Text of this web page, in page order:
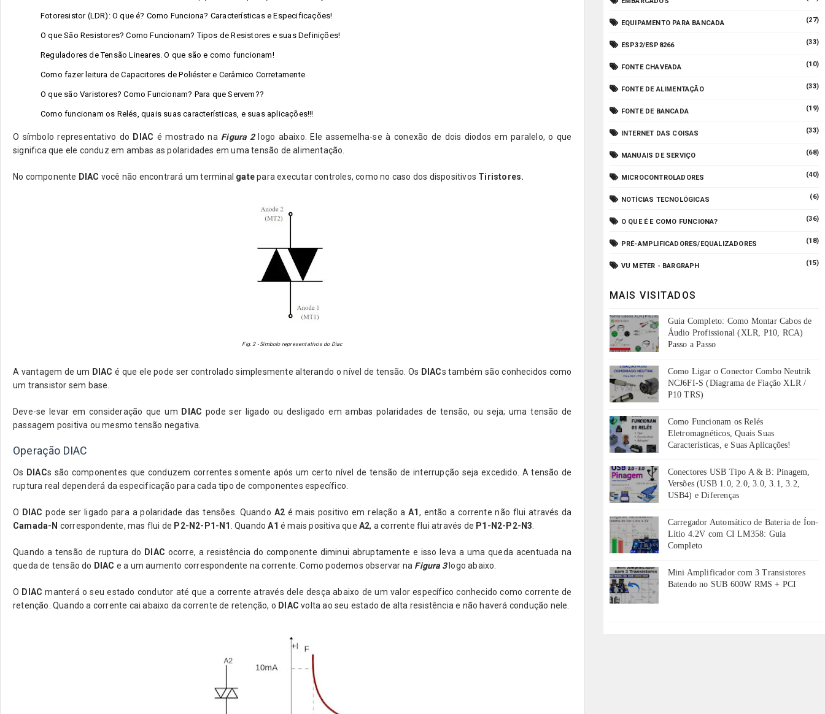
Fotoresistor (LDR): O que é? Como Funciona? Características e Especificações!
O que São Resistores? Como Funcionam? Tipos de Resistores e suas Definições!
Reguladores de Tensão Lineares. O que são e como funcionam!
Como fazer leitura de Capacitores de Poliéster e Cerâmico Corretamente
O que são Varistores? Como Funcionam? Para que Servem??
Como funcionam os Relés, quais suas características, e suas aplicações!!!
O símbolo representativo do DIAC é mostrado na Figura 2 logo abaixo. Ele assemelha-se à conexão de dois diodos em paralelo, o que
significa que ele conduz em ambas as polaridades em uma tensão de alimentação.
No componente DIAC você não encontrará um terminal gatepara executar controles, como no caso dos dispositivos Tiristores.
Fig. 2 - Símbolo representativos do Diac
A vantagem de um DIAC é que ele pode ser controlado simplesmente alterando o nível de tensão. Os DIACs também são conhecidos como
um transistor sem base.
Deve-se levar em consideração que um DIAC pode ser ligado ou desligado em ambas polaridades de tensão, ou seja; uma tensão de
passagem positiva ou mesmo tensão negativa.
Operação DIAC
Os DIACs são componentes que conduzem correntes somente após um certo nível de tensão de interrupção seja excedido. A tensão de
ruptura real dependerá da especificação para cada tipo de componentes específico.
O DIAC pode ser ligado para a polaridade das tensões. Quando A2é mais positivo em relação aA1 , então a corrente não flui através da
Camada-N correspondente, mas flui de P2-N2-P1-N1 . QuandoA1é mais positiva queA2, a corrente flui através de P1-N2-P2-N3
Quando a tensão de ruptura do DIAC ocorre, a resistência do componente diminui abruptamente e isso leva a uma queda acentuada na
queda de tensão do DIAC e a um aumento correspondente na corrente. Como podemos observar na Figura 3logo abaixo.
O DIAC manterá o seu estado condutor até que a corrente através dele desça abaixo de um valor específico conhecido como corrente de
retenção. Quando a corrente cai abaixo da corrente de retenção, o DIACvolta ao seu estado de alta resistência e não haverá condução nele.
EQUIPAMENTO PARA BANCADA (27)
ESP32/ESP8266 (33)
FONTE CHAVEADA (10)
FONTE DE ALIMENTAÇÃO (33)
FONTE DE BANCADA (19)
INTERNET DAS COISAS (33)
MANUAIS DE SERVIÇO (68)
MICROCONTROLADORES (40)
NOTÍCIAS TECNOLÓGICAS (6)
O QUE É E COMO FUNCIONA? (36)
PRÉ-AMPLIFICADORES/EQUALIZADORES (18)
VU METER - BARGRAPH (15)
MAIS VISITADOS
Guia Completo: Como Montar Cabos de
Áudio Profissional (XLR, P10, RCA)
Passo a Passo
Como Ligar o Conector Combo Neutrik
NCJ6FI-S (Diagrama de Fiação XLR /
P10 TRS)
Como Funcionam os Relés
Eletromagnéticos, Quais Suas
Características, e Suas Aplicações!
Conectores USB Tipo A & B: Pinagem,
Versões (USB 1.0, 2.0, 3.0, 3.1, 3.2,
USB4) e Diferenças
Carregador Automático de Bateria de Íon-
Lítio 4.2V com CI LM358: Guia
Completo
Mini Amplificador com 3 Transistores
Batendo no SUB 600W RMS + PCI